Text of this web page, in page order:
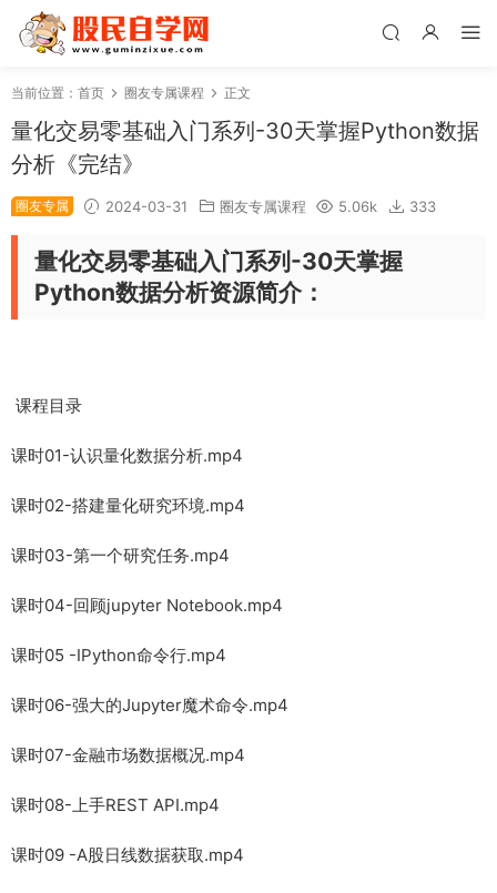
当前位置： 首页 圈友专属课程 正文
量化交易零基础入门系列-30天掌握Python数据
分析《完结》
圈友专属 2024-03-31 圈友专属课程 5.06k 333
量化交易零基础入门系列-30天掌握
Python数据分析资源简介：
课程目录
课时01-认识量化数据分析.mp4
课时02-搭建量化研究环境.mp4
课时03-第一个研究任务.mp4
课时04-回顾jupyter Notebook.mp4
课时05 -IPython命令行.mp4
课时06-强大的Jupyter魔术命令.mp4
课时07-金融市场数据概况.mp4
课时08-上手REST API.mp4
课时09 -A股日线数据获取.mp4